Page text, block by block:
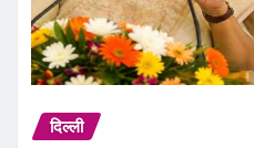
दिल्ली